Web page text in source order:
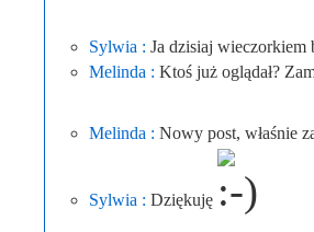
Sylwia : Ja dzisiaj wieczorkiem
Melinda : Ktoś już oglądał?
Melinda : Nowy post, właśnie
Sylwia : Dziękuję